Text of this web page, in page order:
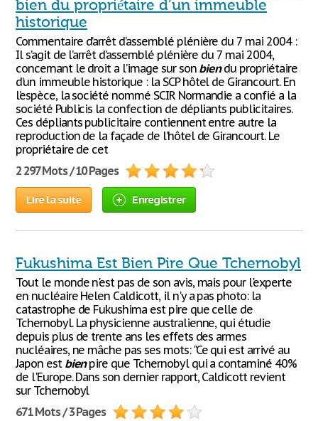
bien du propriétaire d’un immeuble
historique
Commentaire d’arrêt d’assemblé plénière du 7 mai 2004 :
Il s’agit de l’arrêt d’assemblé plénière du 7 mai 2004,
concernant le droit a l’image sur son biendu propriétaire
d’un immeuble historique : la SCP hôtel de Girancourt. En
l’espèce, la société nommé SCIR Normandie a confié a la
société Publicis la confection de dépliants publicitaires.
Ces dépliants publicitaire contiennent entre autre la
reproduction de la façade de l’hôtel de Girancourt. Le
propriétaire de cet
2 297 Mots / 10 Pages
Lire la suite Enregistrer
Fukushima Est Bien Pire Que Tchernobyl
Tout le monde n'est pas de son avis, mais pour l'experte
en nucléaire Helen Caldicott, il n'y a pas photo: la
catastrophe de Fukushima est pire que celle de
Tchernobyl. La physicienne australienne, qui étudie
depuis plus de trente ans les effets des armes
nucléaires, ne mâche pas ses mots: "Ce qui est arrivé au
Japon est bienpire que Tchernobyl qui a contaminé 40%
de l'Europe. Dans son dernier rapport, Caldicott revient
sur Tchernobyl
671 Mots / 3 Pages